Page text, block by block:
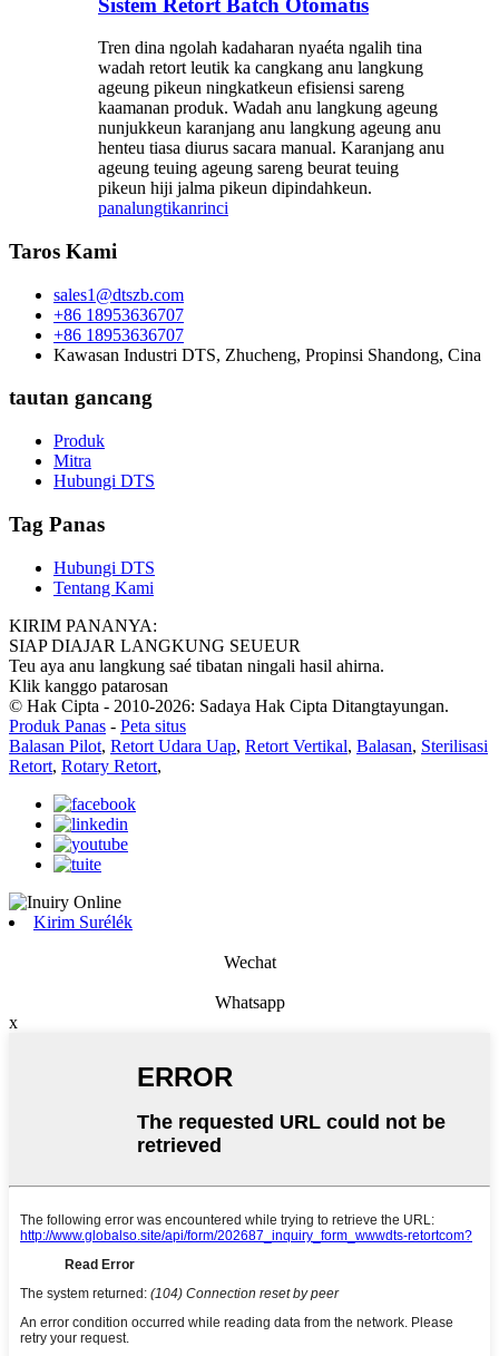
Tren dina ngolah kadaharan nyaéta ngalih tina
wadah retort leutik ka cangkang anu langkung
ageung pikeun ningkatkeun efisiensi sareng
kaamanan produk. Wadah anu langkung ageung
nunjukkeun karanjang anu langkung ageung anu
henteu tiasa diurus sacara manual. Karanjang anu
ageung teuing ageung sareng beurat teuing
pikeun hiji jalma pikeun dipindahkeun.
panalungtikanrinci
Taros Kami
sales1@dtszb.com
+86 18953636707
+86 18953636707
Kawasan Industri DTS, Zhucheng, Propinsi Shandong, Cina
tautan gancang
Produk
Mitra
Hubungi DTS
Tag Panas
Hubungi DTS
Tentang Kami
KIRIM PANANYA:
SIAP DIAJAR LANGKUNG SEUEUR
Teu aya anu langkung saé tibatan ningali hasil ahirna.
Klik kanggo patarosan
© Hak Cipta - 2010-2026: Sadaya Hak Cipta Ditangtayungan.
Produk Panas - Peta situs
Balasan Pilot, Retort Udara Uap, Retort Vertikal, Balasan, Sterilisasi
Retort, Rotary Retort,
Kirim Surélék
Wechat
Whatsapp
x